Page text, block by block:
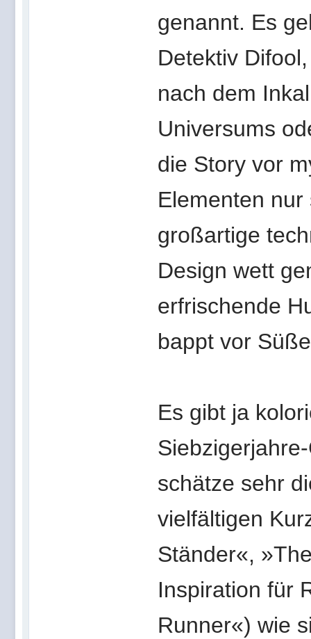
genannt. Es
Detektiv
nach dem
Universums
die Story vor
Elementen
großartige
Design wett
erfrischende
bappt vor
Es gibt ja
schätze sehr
vielfältigen
Ständer«,
Inspiration für
Runner«) wie